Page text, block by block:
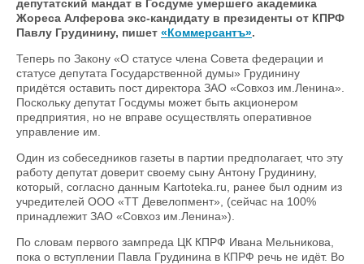
депутатский мандат в Госдуме умершего академика
Жореса Алферова экс-кандидату в президенты от КПРФ
Павлу Грудинину, пишет «Коммерсантъ».
Теперь по Закону «О статусе члена Совета федерации и
статусе депутата Государственной думы» Грудинину
придётся оставить пост директора ЗАО «Совхоз им.Ленина».
Поскольку депутат Госдумы может быть акционером
предприятия, но не вправе осуществлять оперативное
управление им.
Один из собеседников газеты в партии предполагает, что эту
работу депутат доверит своему сыну Антону Грудинину,
который, согласно данным Kartoteka.ru, ранее был одним из
учредителей ООО «ТТ Девелопмент», (сейчас на 100%
принадлежит ЗАО «Совхоз им.Ленина»).
По словам первого зампреда ЦК КПРФ Ивана Мельникова,
пока о вступлении Павла Грудинина в КПРФ речь не идёт. Во